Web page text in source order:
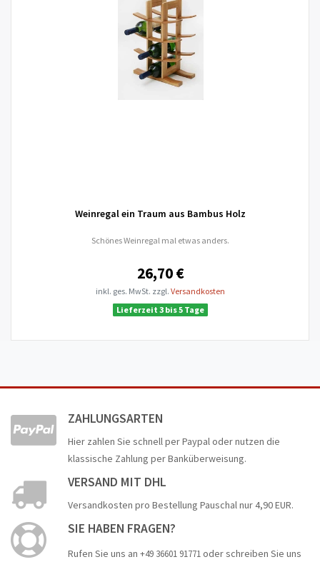
Weinregal ein Traum aus Bambus Holz
Schönes Weinregal mal etwas anders.
26,70 €
inkl. ges. MwSt. zzgl. Versandkosten
Lieferzeit 3 bis 5 Tage
ZAHLUNGSARTEN
Hier zahlen Sie schnell per Paypal oder nutzen die
klassische Zahlung per Banküberweisung.
VERSAND MIT DHL
Versandkosten pro Bestellung Pauschal nur 4,90 EUR.
SIE HABEN FRAGEN?
Rufen Sie uns an +49 36601 91771oder schreiben Sie uns